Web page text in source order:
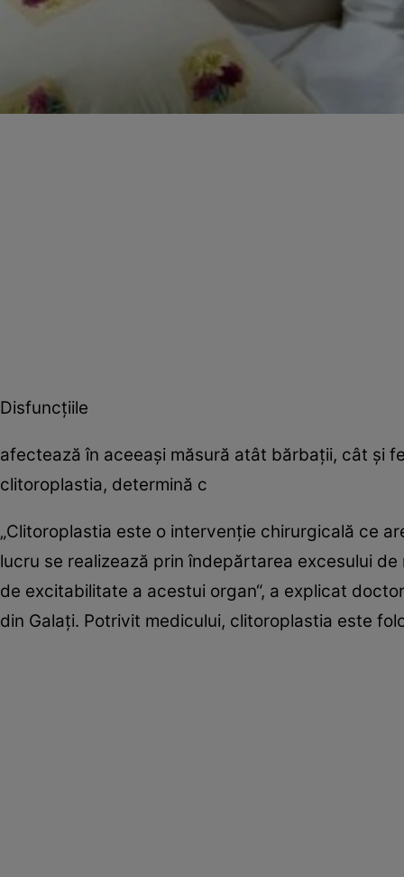
Disfuncţiile
afectează în aceeaşi măsură atât bărbaţii, cât şi
clitoroplastia, determină c
„Clitoroplastia este o intervenţie chirurgicală ce
lucru se realizează prin îndepărtarea excesului
de excitabilitate a acestui organ“, a explicat
din Galaţi. Potrivit medicului, clitoroplastia este